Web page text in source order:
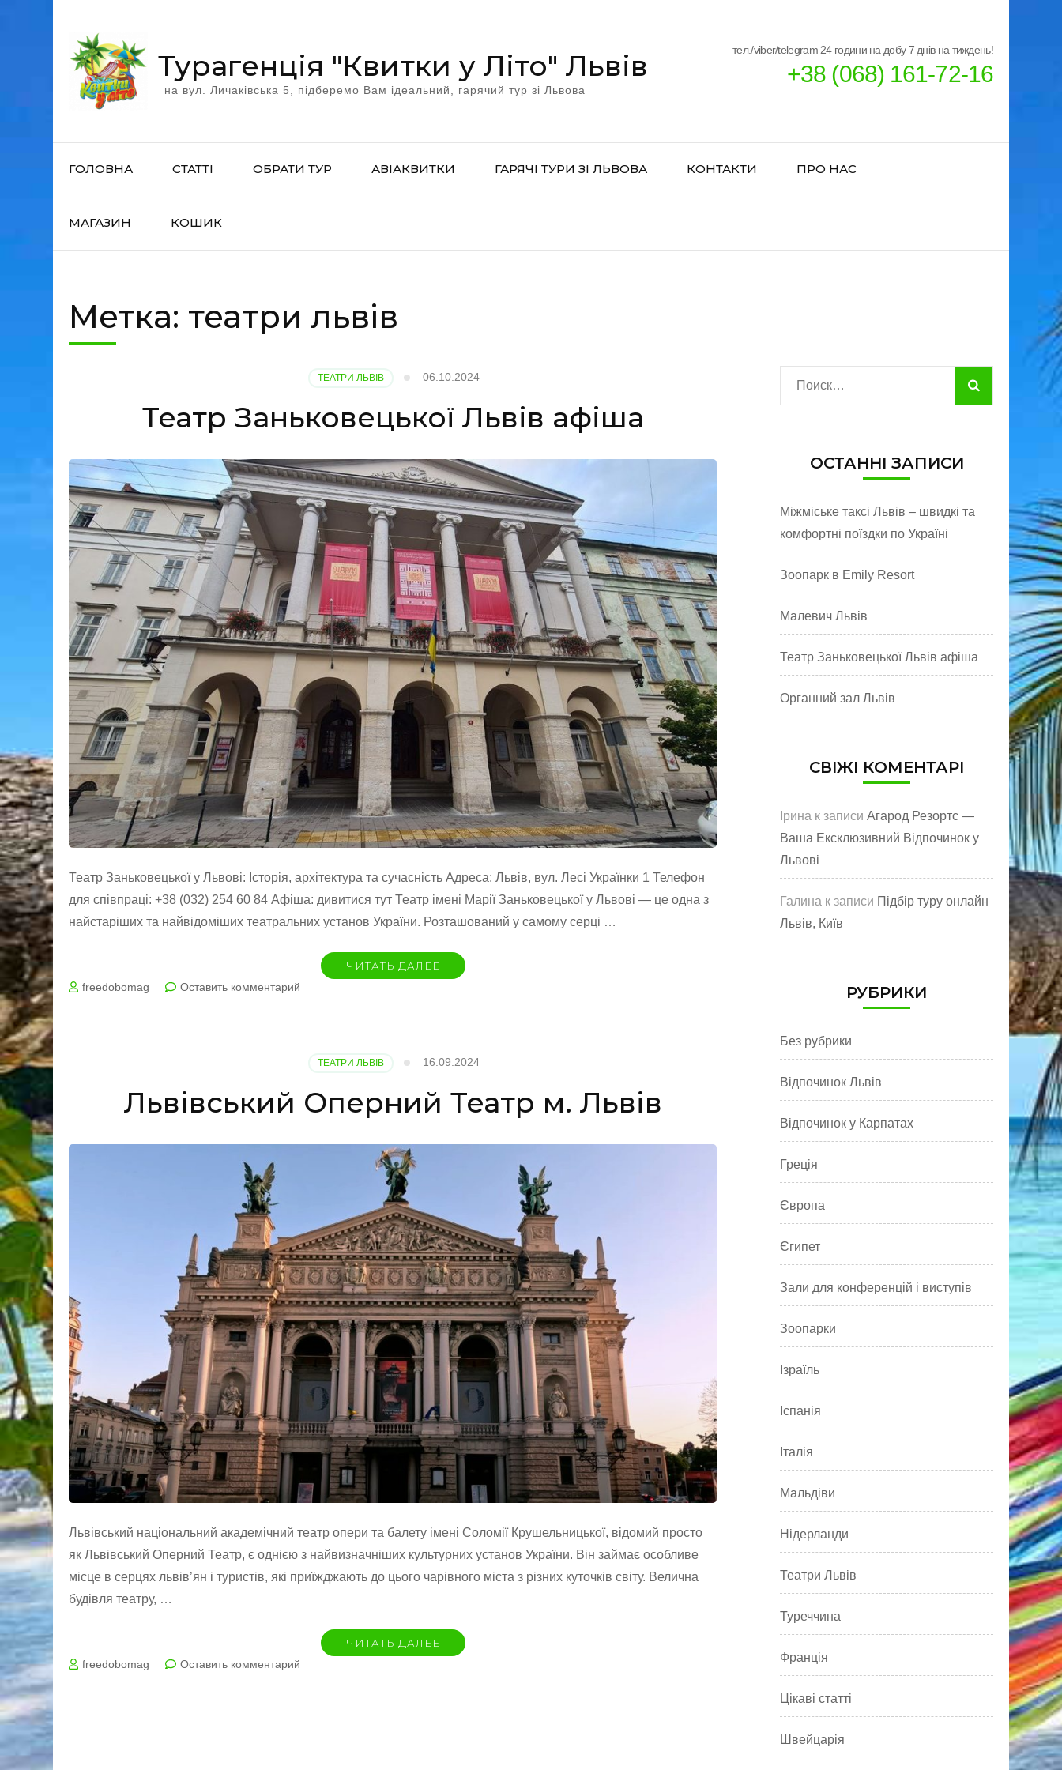
содержимому
(нажмите
Enter)
Турагенція "Квитки у Літо" Львів
на вул. Личаківська 5, підберемо Вам ідеальний, гарячий тур зі Львова
тел./viber/telegram 24 години на добу 7 днів на тиждень!
+38 (068) 161-72-16
ГОЛОВНА СТАТТІ ОБРАТИ ТУР АВІАКВИТКИ ГАРЯЧІ ТУРИ ЗІ ЛЬВОВА КОНТАКТИ ПРО НАС
МАГАЗИН КОШИК
Метка: театри львів
ТЕАТРИ ЛЬВІВ 06.10.2024
Театр Заньковецької Львів афіша
Театр Заньковецької у Львові: Історія, архітектура та сучасність Адреса: Львів, вул. Лесі Українки 1 Телефон
для співпраці: +38 (032) 254 60 84 Афіша: дивитися тут Театр імені Марії Заньковецької у Львові — це одна з
найстаріших та найвідоміших театральних установ України. Розташований у самому серці …
ЧИТАТЬ ДАЛЕЕ
freedobomag
Оставить комментарий
ТЕАТРИ ЛЬВІВ 16.09.2024
Львівський Оперний Театр м. Львів
Львівський національний академічний театр опери та балету імені Соломії Крушельницької, відомий просто
як Львівський Оперний Театр, є однією з найвизначніших культурних установ України. Він займає особливе
місце в серцях львів’ян і туристів, які приїжджають до цього чарівного міста з різних куточків світу. Велична
будівля театру, …
ЧИТАТЬ ДАЛЕЕ
freedobomag
Оставить комментарий
Найти:
ОСТАННІ ЗАПИСИ
Міжміське таксі Львів – швидкі та
комфортні поїздки по Україні
Зоопарк в Emily Resort
Малевич Львів
Театр Заньковецької Львів афіша
Органний зал Львів
СВІЖІ КОМЕНТАРІ
Ірина к записи Агарод Резортс —
Ваша Ексклюзивний Відпочинок у
Львові
Галина к записи Підбір туру онлайн
Львів, Київ
РУБРИКИ
Без рубрики
Відпочинок Львів
Відпочинок у Карпатах
Греція
Європа
Єгипет
Зали для конференцій і виступів
Зоопарки
Ізраїль
Іспанія
Італія
Мальдіви
Нідерланди
Театри Львів
Туреччина
Франція
Цікаві статті
Швейцарія